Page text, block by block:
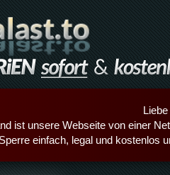
ist unsere Webseite von einer
einfach, legal und kostenlos